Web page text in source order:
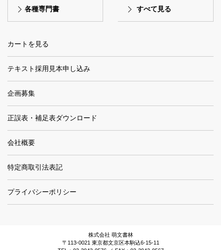
各種専門書 すべて見る
カートを見る
テキスト採用見本申し込み
企画募集
正誤表・補足表ダウンロード
会社概要
特定商取引法表記
プライバシーポリシー
株式会社 萌文書林
〒113-0021 東京都文京区本駒込6-15-11